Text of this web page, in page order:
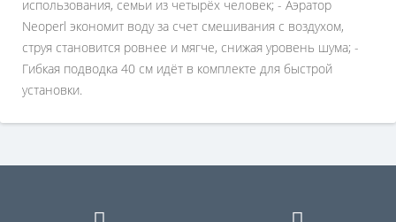
использования, семьи из четырёх человек; - Аэратор
Neoperl экономит воду за счет смешивания с воздухом,
струя становится ровнее и мягче, снижая уровень шума; -
Гибкая подводка 40 см идёт в комплекте для быстрой
установки.